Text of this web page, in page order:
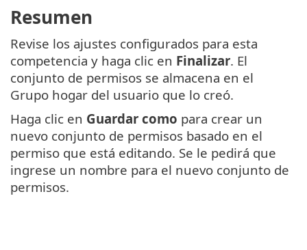
Resumen
Revise los ajustes configurados para esta
competencia y haga clic en Finalizar. El
conjunto de permisos se almacena en el
Grupo hogar del usuario que lo creó.
Haga clic en Guardar como para crear un
nuevo conjunto de permisos basado en el
permiso que está editando. Se le pedirá que
ingrese un nombre para el nuevo conjunto de
permisos.